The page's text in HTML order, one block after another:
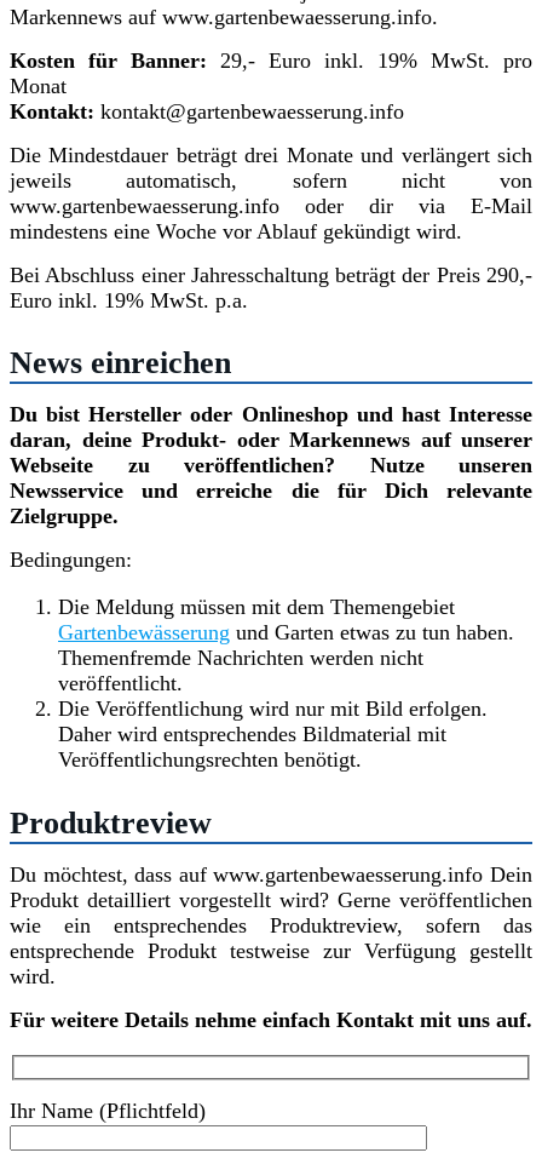
Markennews auf www.gartenbewaesserung.info.
Kosten für Banner: 29,- Euro inkl. 19% MwSt. pro
Monat
Kontakt: kontakt@gartenbewaesserung.info
Die Mindestdauer beträgt drei Monate und verlängert sich
jeweils automatisch, sofern nicht von
www.gartenbewaesserung.info oder dir via E-Mail
mindestens eine Woche vor Ablauf gekündigt wird.
Bei Abschluss einer Jahresschaltung beträgt der Preis 290,-
Euro inkl. 19% MwSt. p.a.
News einreichen
Du bist Hersteller oder Onlineshop und hast Interesse
daran, deine Produkt- oder Markennews auf unserer
Webseite zu veröffentlichen? Nutze unseren
Newsservice und erreiche die für Dich relevante
Zielgruppe.
Bedingungen:
Die Meldung müssen mit dem Themengebiet
Gartenbewässerung und Garten etwas zu tun haben.
Themenfremde Nachrichten werden nicht
veröffentlicht.
Die Veröffentlichung wird nur mit Bild erfolgen.
Daher wird entsprechendes Bildmaterial mit
Veröffentlichungsrechten benötigt.
Produktreview
Du möchtest, dass auf www.gartenbewaesserung.info Dein
Produkt detailliert vorgestellt wird? Gerne veröffentlichen
wie ein entsprechendes Produktreview, sofern das
entsprechende Produkt testweise zur Verfügung gestellt
wird.
Für weitere Details nehme einfach Kontakt mit uns auf.
Ihr Name (Pflichtfeld)